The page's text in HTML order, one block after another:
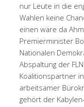
nur Leute in die
Wahlen keine
einen wäre da
Premierminister
Nationalen
Abspaltung der
Koalitionspartner
arbeitsamer
gehört der